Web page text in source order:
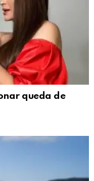
queda de